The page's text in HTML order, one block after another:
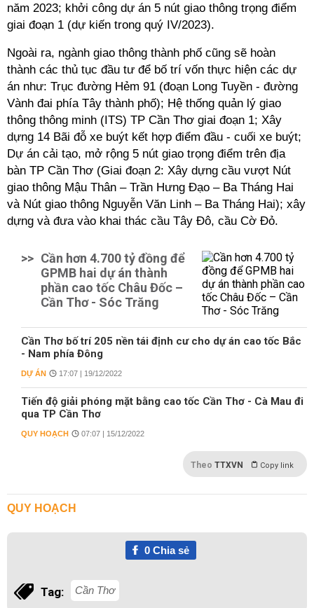
năm 2023; khởi công dự án 5 nút giao thông trọng điểm
giai đoạn 1 (dự kiến trong quý IV/2023).
Ngoài ra, ngành giao thông thành phố cũng sẽ hoàn
thành các thủ tục đầu tư để bố trí vốn thực hiện các dự
án như: Trục đường Hẻm 91 (đoạn Long Tuyền - đường
Vành đai phía Tây thành phố); Hệ thống quản lý giao
thông thông minh (ITS) TP Cần Thơ giai đoạn 1; Xây
dựng 14 Bãi đỗ xe buýt kết hợp điểm đầu - cuối xe buýt;
Dự án cải tạo, mở rộng 5 nút giao trọng điểm trên địa
bàn TP Cần Thơ (Giai đoạn 2: Xây dựng cầu vượt Nút
giao thông Mậu Thân – Trần Hưng Đạo – Ba Tháng Hai
và Nút giao thông Nguyễn Văn Linh – Ba Tháng Hai); xây
dựng và đưa vào khai thác cầu Tây Đô, cầu Cờ Đỏ.
>> Cần hơn 4.700 tỷ đồng để
GPMB hai dự án thành
phần cao tốc Châu Đốc –
Cần Thơ - Sóc Trăng
Cần Thơ bố trí 205 nền tái định cư cho dự án cao tốc Bắc
- Nam phía Đông
DỰ ÁN 17:07 | 19/12/2022
Tiến độ giải phóng mặt bằng cao tốc Cần Thơ - Cà Mau đi
qua TP Cần Thơ
QUY HOẠCH 07:07 | 15/12/2022
Theo TTXVN Copy link
QUY HOẠCH
0Chia sẻ
Tag: Cần Thơ